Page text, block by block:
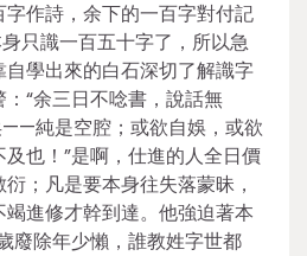
作詩，余下的一百字對付記
只識一百五十字了，所以急
學出來的白石深切了解識字
“余三日不唸書，說話無
——純是空腔；或欲自娛，或欲
也！”是啊，仕進的人全日價
；凡是要本身往失落蒙昧，
進修才幹到達。他強迫著本
廢除年少懶，誰教姓字世都